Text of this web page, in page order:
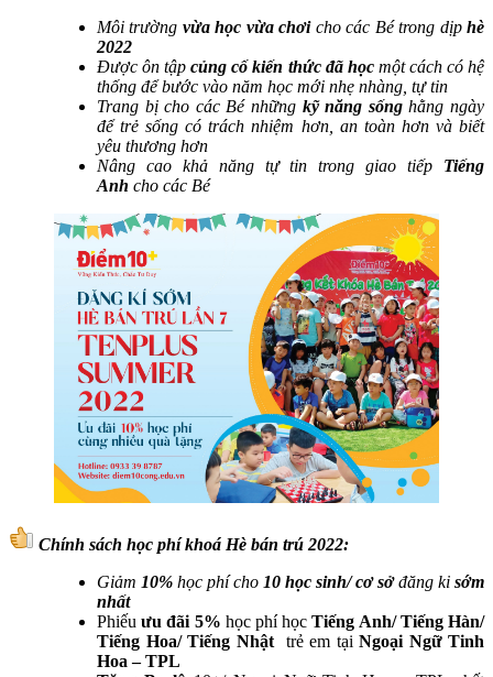
Môi trường vừa học vừa chơi cho các Bé trong dịphè
2022
Được ôn tậpcủng cố kiến thức đã họcmột cách có hệ
thống để bước vào năm học mới nhẹ nhàng, tự tin
Trang bị cho các Bé những kỹ năng sốnghằng ngày
để trẻ sống có trách nhiệm hơn, an toàn hơn và biết
yêu thương hơn
Nâng cao khả năng tự tin trong giao tiếp Tiếng
Anh cho các Bé
Chính sách học phí khoá Hè bán trú 2022:
Giảm 10% học phí cho 10 học sinh/ cơ sởđăng ki sớm
nhất
Phiếuưu đãi 5% học phí họcTiếng Anh/ Tiếng Hàn/
Tiếng Hoa/ Tiếng Nhật trẻ em tại Ngoại Ngữ Tinh
Hoa – TPL